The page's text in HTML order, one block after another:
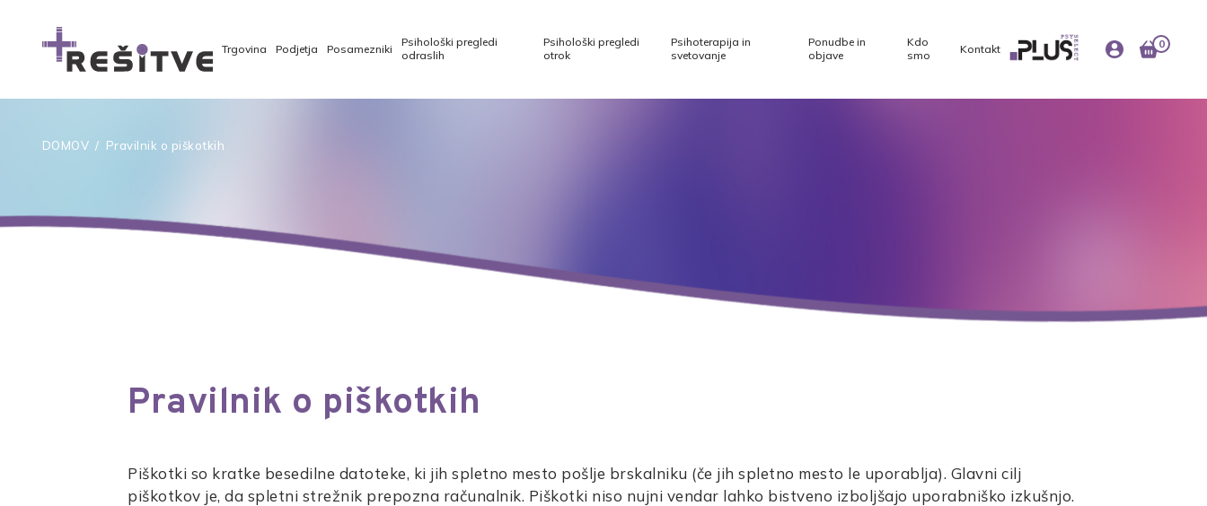
Trgovina Podjetja Posamezniki
Psihološki pregledi
odraslih
Psihološki pregledi
otrok
Psihoterapija in
svetovanje
Ponudbe in
objave
Kdo
smo
Kontakt 0
DOMOV / Pravilnik o piškotkih
Pravilnik o piškotkih
Piškotki so kratke besedilne datoteke, ki jih spletno mesto pošlje brskalniku (če jih spletno mesto le uporablja). Glavni cilj
piškotkov je, da spletni strežnik prepozna računalnik. Piškotki niso nujni vendar lahko bistveno izboljšajo uporabniško izkušnjo.